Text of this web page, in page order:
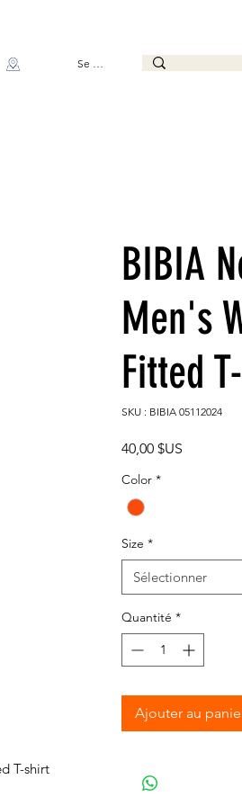
Se connecter
T-shirt
BIBIA
Men's
Fitted
SKU : BIBIA 05112024
40,00 $US
Color *
Size *
Sélectionner
Quantité *
Ajouter au